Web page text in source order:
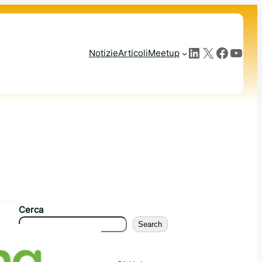
NotizieArticoliMeetup LinkedIn X Facebook YouTube
Cerca
Search